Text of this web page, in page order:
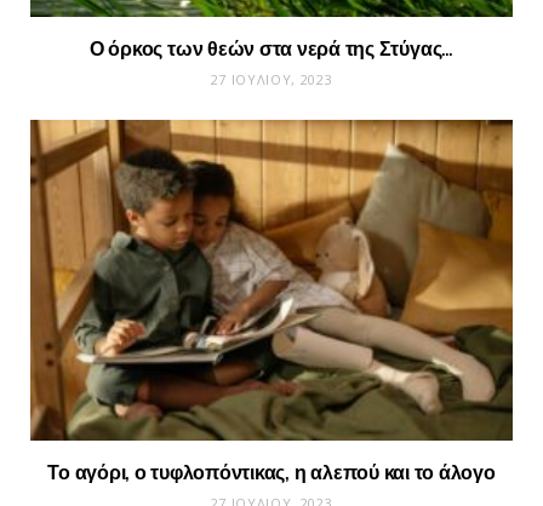
Ο όρκος των θεών στα νερά της Στύγας…
27 ΙΟΥΛΊΟΥ, 2023
Το αγόρι, ο τυφλοπόντικας, η αλεπού και το άλογο